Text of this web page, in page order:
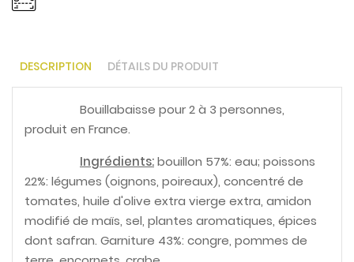
DESCRIPTION DÉTAILS DU PRODUIT
Bouillabaisse pour 2 à 3 personnes,
produit en France.
Ingrédients:bouillon 57%: eau; poissons
22%: légumes (oignons, poireaux), concentré de
tomates, huile d'olive extra vierge extra, amidon
modifié de maïs, sel, plantes aromatiques, épices
dont safran. Garniture 43%: congre, pommes de